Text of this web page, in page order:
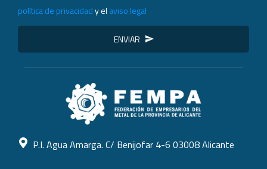
política de privacidady el aviso legal
ENVIAR
P.I. Agua Amarga. C/ Benijofar 4-6 03008 Alicante